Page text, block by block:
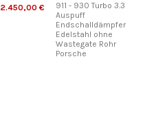
2.450,00 €
911 - 930 Turbo 3.3
Auspuff
Endschalldämpfer
Edelstahl ohne
Wastegate Rohr
Porsche